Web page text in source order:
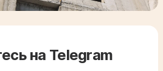
на Telegram